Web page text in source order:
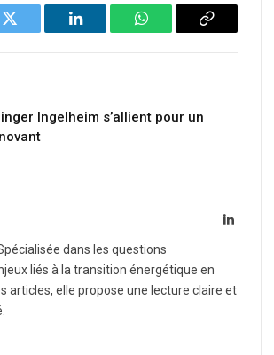
Twitter LinkedIn WhatsAppCopy
Ingelheim s’allient pour un
LinkedIn
dans les questions
liés à la transition énergétique en
articles, elle propose une lecture claire et